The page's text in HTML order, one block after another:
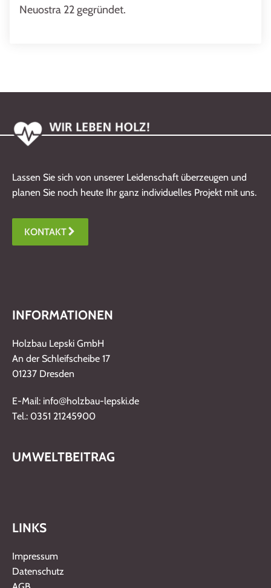
Neuostra 22 gegründet.
Lassen Sie sich von unserer Leidenschaft überzeugen und
planen Sie noch heute Ihr ganz individuelles Projekt mit uns.
KONTAKT
INFORMATIONEN
Holzbau Lepski GmbH
An der Schleifscheibe 17
01237 Dresden
E-Mail: info@holzbau-lepski.de
Tel.: 0351 21245900
UMWELTBEITRAG
LINKS
Impressum
Datenschutz